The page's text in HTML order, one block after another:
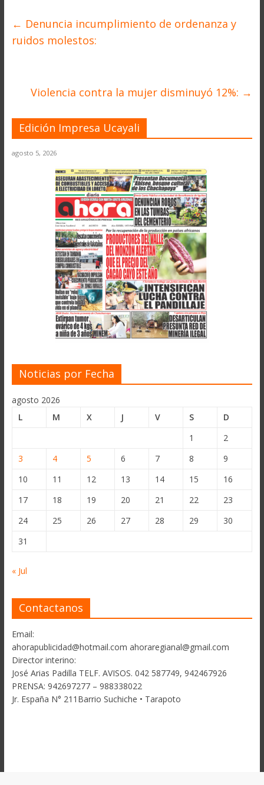
← Denuncia incumplimiento de ordenanza y
ruidos molestos:
Violencia contra la mujer disminuyó 12%: →
Edición Impresa Ucayali
agosto 5, 2026
Noticias por Fecha
agosto 2026
L
M X J V S
D
1
2
3
4 5 6 7 8
9
10
11 12 13 14 15
16
17
18 19 20 21 22
23
24
25 26 27 28 29
30
31
« Jul
Contactanos
Email:
ahorapublicidad@hotmail.com ahoraregianal@gmail.com
Director interino:
José Arias Padilla TELF. AVISOS. 042 587749, 942467926
PRENSA: 942697277 – 988338022
Jr. España N° 211Barrio Suchiche • Tarapoto